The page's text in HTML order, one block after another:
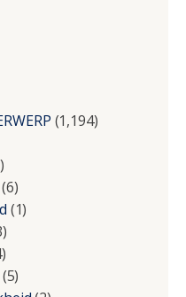
(1,194)
(6)
(1)